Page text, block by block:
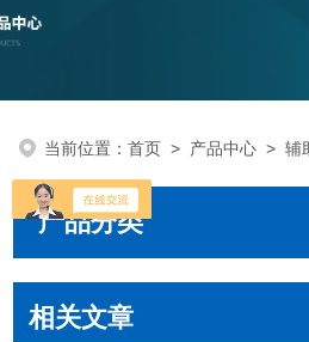
当前位置：首页 > 产品中心 >辅
产品分类
相关文章